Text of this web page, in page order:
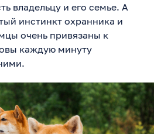
владельцу и его семье. А
инстинкт охранника и
очень привязаны к
каждую минуту